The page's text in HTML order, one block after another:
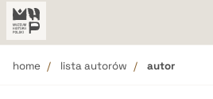
home lista autorów autor